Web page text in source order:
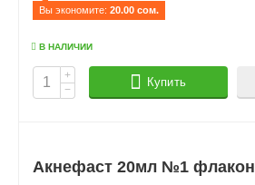
Вы экономите: 20.00 сом.
В НАЛИЧИИ
+
−
Купить
Акнефаст 20мл №1 флакон